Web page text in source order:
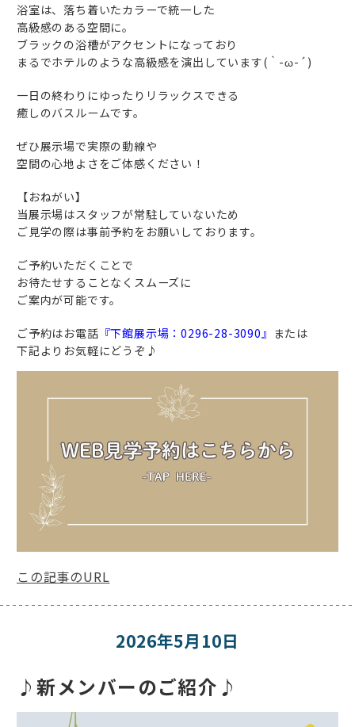
浴室は、落ち着いたカラーで統一した
高級感のある空間に。
ブラックの浴槽がアクセントになっており
まるでホテルのような高級感を演出しています(｀-ω-´)
一日の終わりにゆったりリラックスできる
癒しのバスルームです。
ぜひ展示場で実際の動線や
空間の心地よさをご体感ください！
【おねがい】
当展示場はスタッフが常駐していないため
ご見学の際は事前予約をお願いしております。
ご予約いただくことで
お待たせすることなくスムーズに
ご案内が可能です。
ご予約はお電話 『下館展示場：0296-28-3090』 または
下記よりお気軽にどうぞ♪
この記事のURL
2026年5月10日
♪新メンバーのご紹介♪